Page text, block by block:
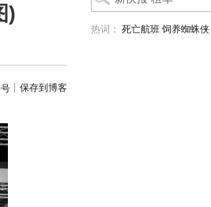
)
保存到博客
热词： 死亡航班 饲养蜘蛛侠